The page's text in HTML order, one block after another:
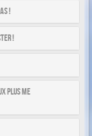
!
!
plus me